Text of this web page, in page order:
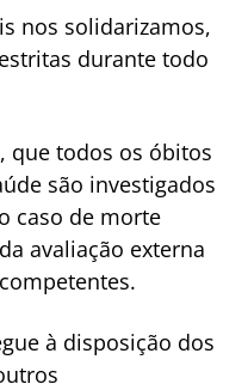
nos solidarizamos,
durante todo
que todos os óbitos
são investigados
caso de morte
avaliação externa
à disposição dos